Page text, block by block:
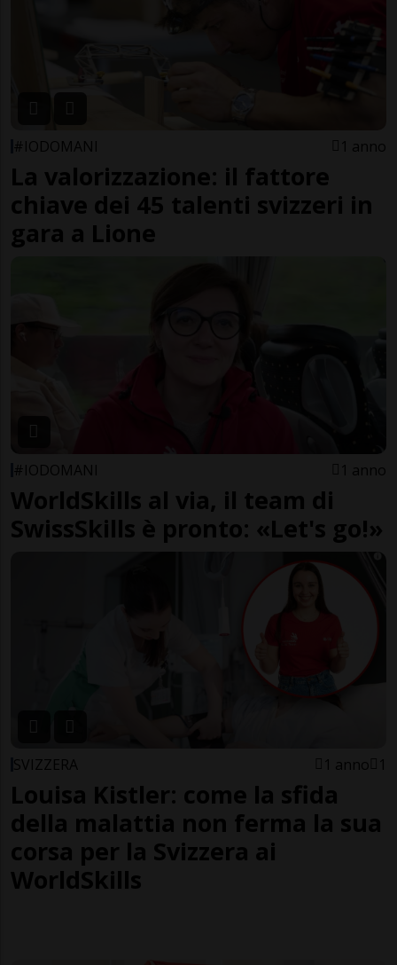
#IODOMANI 1 anno
La valorizzazione: il fattore
chiave dei 45 talenti svizzeri in
gara a Lione
#IODOMANI 1 anno
WorldSkills al via, il team di
SwissSkills è pronto: «Let's go!»
SVIZZERA 1 anno 1
Louisa Kistler: come la sfida
della malattia non ferma la sua
corsa per la Svizzera ai
WorldSkills